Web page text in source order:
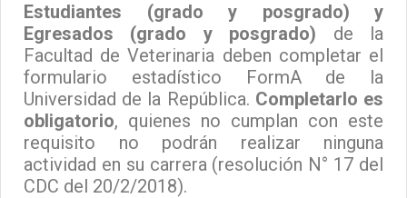
Estudiantes (grado y posgrado) y
Egresados (grado y posgrado) de la
Facultad de Veterinaria deben completar el
formulario estadístico FormA de la
Universidad de la República. Completarlo es
obligatorio, quienes no cumplan con este
requisito no podrán realizar ninguna
actividad en su carrera (resolución N° 17 del
CDC del 20/2/2018).